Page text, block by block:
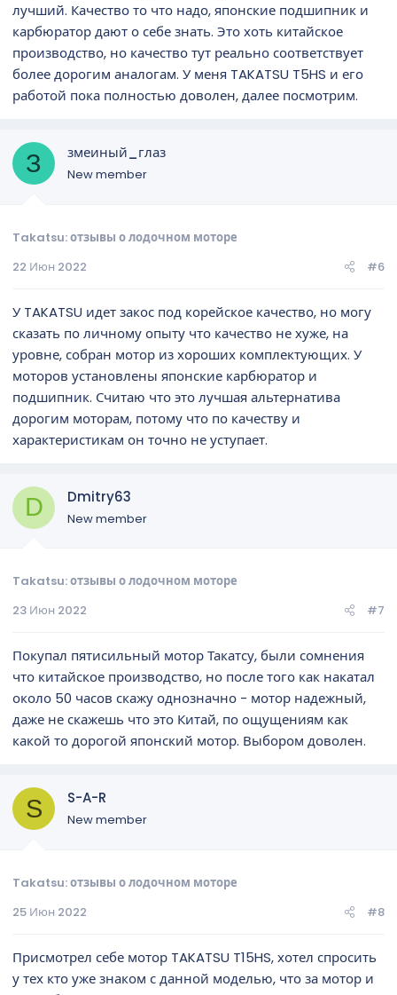
лучший. Качество то что надо, японские подшипник и
карбюратор дают о себе знать. Это хоть китайское
производство, но качество тут реально соответствует
более дорогим аналогам. У меня TAKATSU T5HS и его
работой пока полностью доволен, далее посмотрим.
З змеиный_глаз
New member
Takatsu: отзывы о лодочном моторе
22 Июн 2022
#6
У TAKATSU идет закос под корейское качество, но могу
сказать по личному опыту что качество не хуже, на
уровне, собран мотор из хороших комплектующих. У
моторов установлены японские карбюратор и
подшипник. Считаю что это лучшая альтернатива
дорогим моторам, потому что по качеству и
характеристикам он точно не уступает.
D Dmitry63
New member
Takatsu: отзывы о лодочном моторе
23 Июн 2022
#7
Покупал пятисильный мотор Такатсу, были сомнения
что китайское производство, но после того как накатал
около 50 часов скажу однозначно - мотор надежный,
даже не скажешь что это Китай, по ощущениям как
какой то дорогой японский мотор. Выбором доволен.
S S-A-R
New member
Takatsu: отзывы о лодочном моторе
25 Июн 2022
#8
Присмотрел себе мотор TAKATSU T15HS, хотел спросить
у тех кто уже знаком с данной моделью, что за мотор и